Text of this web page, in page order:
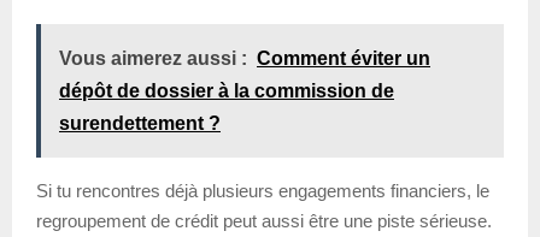
Vous aimerez aussi : Comment éviter un
dépôt de dossier à la commission de
surendettement ?
Si tu rencontres déjà plusieurs engagements financiers, le
regroupement de crédit peut aussi être une piste sérieuse.